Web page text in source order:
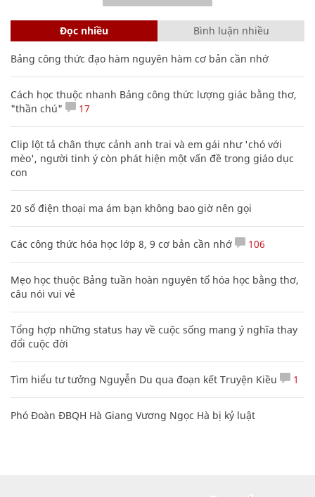
Đọc nhiều Bình luận nhiều
Bảng công thức đạo hàm nguyên hàm cơ bản cần nhớ
Cách học thuộc nhanh Bảng công thức lượng giác bằng thơ,
"thần chú"
17
Clip lột tả chân thực cảnh anh trai và em gái như 'chó với
mèo', người tinh ý còn phát hiện một vấn đề trong giáo dục
con
20 số điện thoại ma ám bạn không bao giờ nên gọi
Các công thức hóa học lớp 8, 9 cơ bản cần nhớ 106
Mẹo học thuộc Bảng tuần hoàn nguyên tố hóa học bằng thơ,
câu nói vui vẻ
Tổng hợp những status hay về cuộc sống mang ý nghĩa thay
đổi cuộc đời
Tìm hiểu tư tưởng Nguyễn Du qua đoạn kết Truyện Kiều 1
Phó Đoàn ĐBQH Hà Giang Vương Ngọc Hà bị kỷ luật